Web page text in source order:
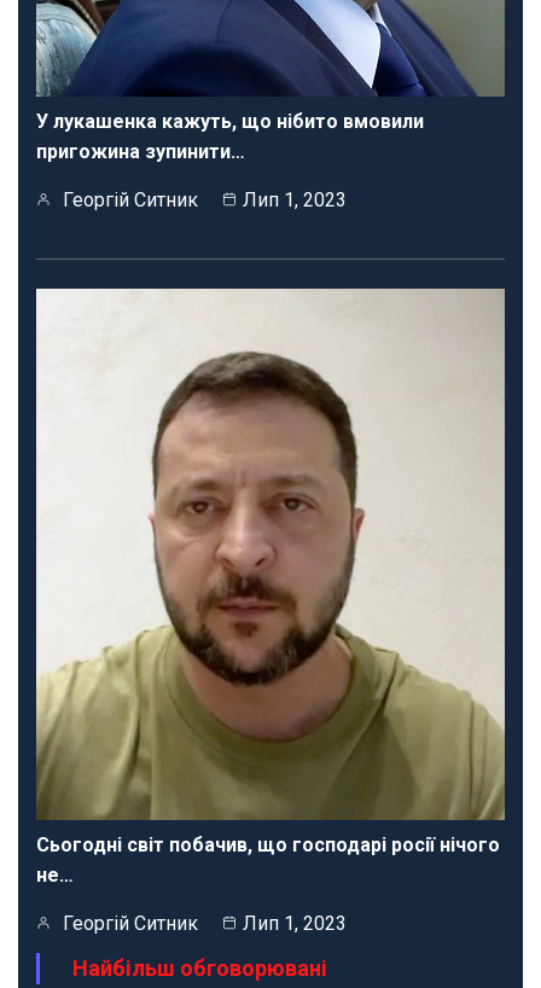
У лукашенка кажуть, що нібито вмовили
пригожина зупинити…
Георгій Ситник Лип 1, 2023
Сьогодні світ побачив, що господарі росії нічого
не…
Георгій Ситник Лип 1, 2023
Найбільш обговорювані